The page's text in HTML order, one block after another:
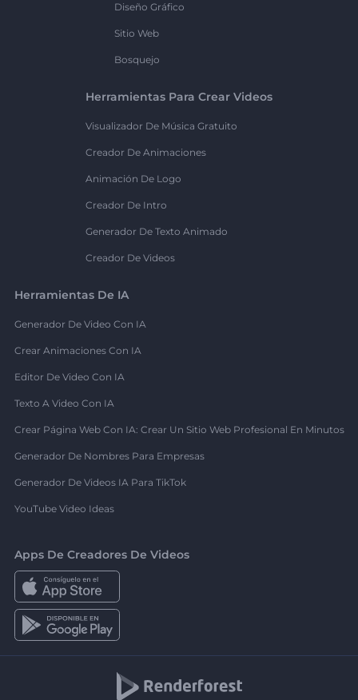
Diseño Gráfico
Sitio Web
Bosquejo
Herramientas Para Crear Videos
Visualizador De Música Gratuito
Creador De Animaciones
Animación De Logo
Creador De Intro
Generador De Texto Animado
Creador De Videos
Herramientas De IA
Generador De Video Con IA
Crear Animaciones Con IA
Editor De Video Con IA
Texto A Video Con IA
Crear Página Web Con IA: Crear Un Sitio Web Profesional En Minutos
Generador De Nombres Para Empresas
Generador De Videos IA Para TikTok
YouTube Video Ideas
Apps De Creadores De Videos